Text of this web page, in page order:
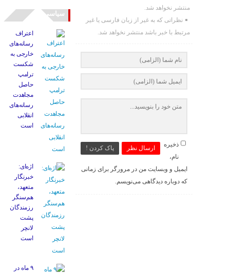
منتشر نخواهد شد.
نظراتی که به غیر از زبان فارسی یا غیر
مرتبط با خبر باشد منتشر نخواهد شد.
ارسال نظر پاک کردن !
ذخیره
نام،
ایمیل و وبسایت من در مرورگر برای زمانی
که دوباره دیدگاهی می‌نویسم.
سیاسی
اعتراف
رسانه‌های
خارجی به
شکست
ترامپ
حاصل
مجاهدت
رسانه‌های
انقلابی
است
اژه‌ای:
خبرنگار
متعهد،
هم‌سنگر
رزمندگان
پشت
لانچر
است
۹ ماه در